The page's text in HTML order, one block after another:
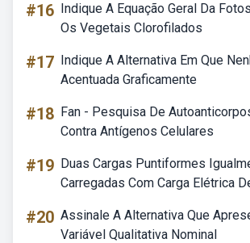
#16 Indique A Equação Geral Da
Os Vegetais Clorofilados
#17 Indique A Alternativa Em Que
Acentuada Graficamente
#18 Fan - Pesquisa De
Contra Antígenos Celulares
#19 Duas Cargas Puntiformes
Carregadas Com Carga Elétrica
#20 Assinale A Alternativa Que
Variável Qualitativa Nominal